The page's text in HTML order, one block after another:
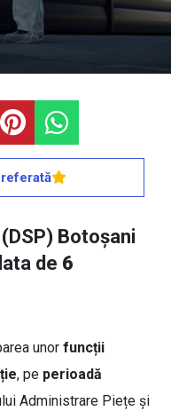
Botoșani
de 6
unor funcții
, pe perioadă
Administrare Piețe și